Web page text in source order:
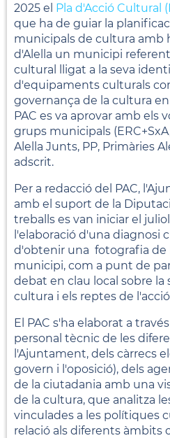
2025 el Pla d'Acció Cultural
que ha de guiar la
municipals de cultura amb
d'Alella un municipi
cultural lligat a la seva
d'equipaments culturals
governança de la cultura
PAC es va aprovar amb els
grups municipals
Alella Junts, PP, Primàries
adscrit.
Per a redacció del PAC,
amb el suport de la
treballs es van iniciar el
l'elaboració d'una diagnosi
d'obtenir una fotografia de
municipi, com a punt de
debat en clau local sobre la
cultura i els reptes de
El PAC s'ha elaborat a
personal tècnic de les
l'Ajuntament, dels càrrecs
govern i l'oposició), dels
de la ciutadania amb una
de la cultura, que analitza
vinculades a les polítiques
relació als diferents àmbits